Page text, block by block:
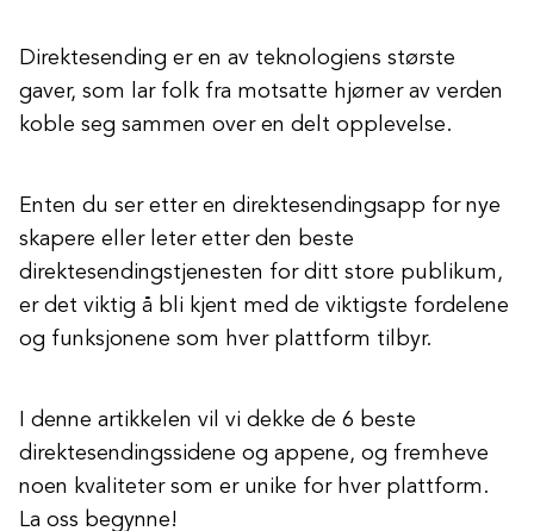
Direktesending er en av teknologiens største
gaver, som lar folk fra motsatte hjørner av verden
koble seg sammen over en delt opplevelse.
Enten du ser etter en direktesendingsapp for nye
skapere eller leter etter den beste
direktesendingstjenesten for ditt store publikum,
er det viktig å bli kjent med de viktigste fordelene
og funksjonene som hver plattform tilbyr.
I denne artikkelen vil vi dekke de 6 beste
direktesendingssidene og appene, og fremheve
noen kvaliteter som er unike for hver plattform.
La oss begynne!